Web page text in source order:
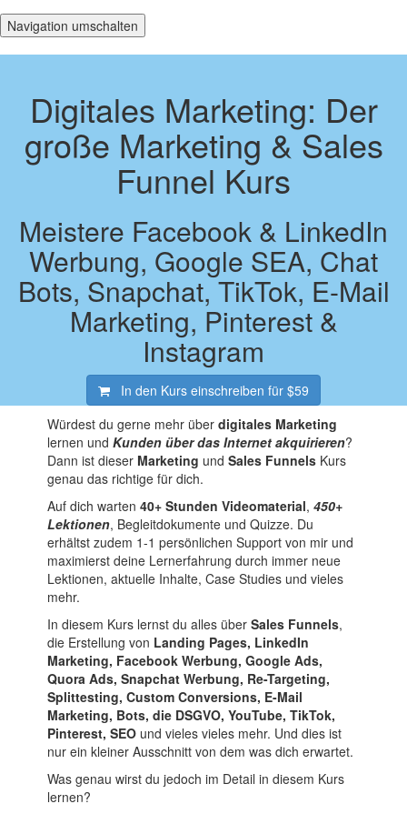
Navigation umschalten
Digitales Marketing: Der
große Marketing & Sales
Funnel Kurs
Meistere Facebook & LinkedIn
Werbung, Google SEA, Chat
Bots, Snapchat, TikTok, E-Mail
Marketing, Pinterest &
Instagram
In den Kurs einschreiben für $59
Würdest du gerne mehr überdigitales Marketing
lernen undKunden über das Internet akquirieren?
Dann ist dieser Marketing undSales Funnels Kurs
genau das richtige für dich.
Auf dich warten40+ Stunden Videomaterial,450+
Lektionen, Begleitdokumente und Quizze. Du
erhältst zudem 1-1 persönlichen Support von mir und
maximierst deine Lernerfahrung durch immer neue
Lektionen, aktuelle Inhalte, Case Studies und vieles
mehr.
In diesem Kurs lernst du alles überSales Funnels,
die Erstellung von Landing Pages, LinkedIn
Marketing, Facebook Werbung, Google Ads,
Quora Ads, Snapchat Werbung, Re-Targeting,
Splittesting, Custom Conversions, E-Mail
Marketing, Bots, die DSGVO, YouTube, TikTok,
Pinterest, SEO und vieles vieles mehr. Und dies ist
nur ein kleiner Ausschnitt von dem was dich erwartet.
Was genau wirst du jedoch im Detail in diesem Kurs
lernen?